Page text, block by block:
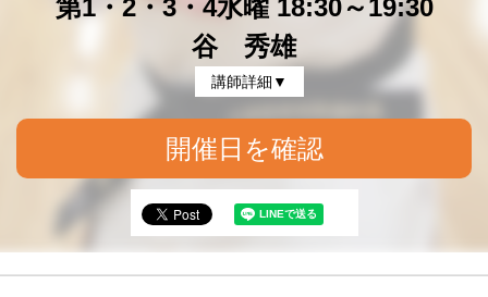
第1・2・3・4水曜 18:30～19:30
谷 秀雄
講師詳細▼
開催日を確認